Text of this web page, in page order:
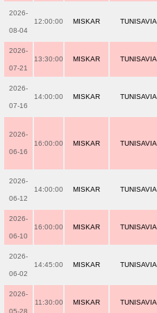
2026-
08-04
12:00:00 MISKAR TUNISAVIA
2026-
07-21
13:30:00 MISKAR TUNISAVIA
2026-
07-16
14:00:00 MISKAR TUNISAVIA
2026-
06-16
16:00:00 MISKAR TUNISAVIA
2026-
06-12
14:00:00 MISKAR TUNISAVIA
2026-
06-10
16:00:00 MISKAR TUNISAVIA
2026-
06-02
14:45:00 MISKAR TUNISAVIA
2026-
05-28
11:30:00 MISKAR TUNISAVIA